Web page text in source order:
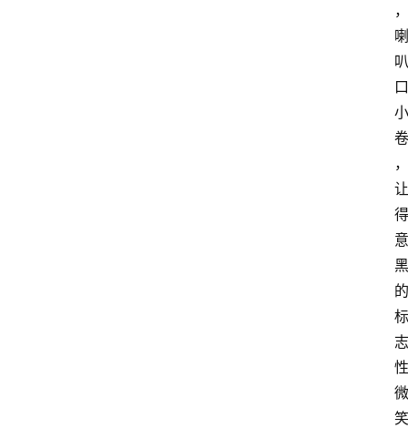
，
喇
叭
口
小
卷
，
让
得
意
黑
的
标
志
性
微
笑